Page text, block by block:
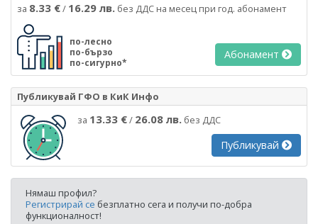
за 8.33 €/ 16.29 лв. без ДДС на месец при год. абонамент
по-лесно
по-бързо
по-сигурно*
Абонамент
Публикувай ГФО в КиК Инфо
за 13.33 €/ 26.08 лв. без ДДС
Публикувай
Нямаш профил?
Регистрирай се безплатно сега и получи по-добра
функционалност!